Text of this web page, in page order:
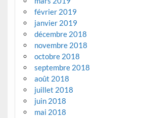
février 2019
janvier 2019
décembre 2018
novembre 2018
octobre 2018
septembre 2018
août 2018
juillet 2018
juin 2018
mai 2018